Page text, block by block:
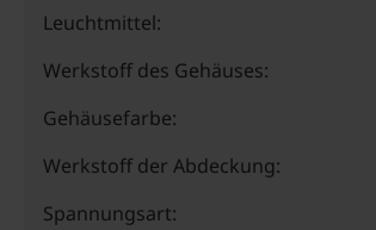
Leuchtmittel:
Werkstoff des Gehäuses:
Gehäusefarbe:
Werkstoff der Abdeckung:
Spannungsart: